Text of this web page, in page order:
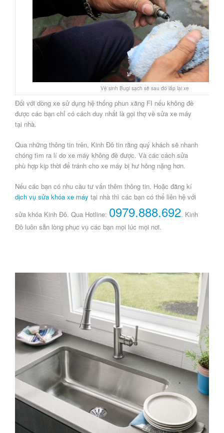
Vệ sinh Bugi sạch sẽ sau đó lắp lại xe
Đối với dòng xe sử dụng hệ thống phun xăng FI nếu không đề
được các bạn chỉ có cách duy nhất là gọi thợ về sửa xe máy
tại nhà.
Qua những thông tin trên, Kinh Đô tin rằng quý khách sẽ nhanh
chóng tìm ra lí do xe máy không đề được. Và các cách sửa
phù hợp kịp thời để tránh cho xe máy bị hư hỏng nặng hơn.
Nếu các bạn có nhu cầu tư vấn thêm thông tin. Hoặc đăng kí
dịch vụ sửa khóa xe máy tại nhà thì các bạn có thể liên hệ với
sửa khóa Kinh Đô. Qua Hotline: 0979.888.692. Kinh
Đô luôn sẵn lòng phục vụ các bạn mọi lúc mọi nơi.